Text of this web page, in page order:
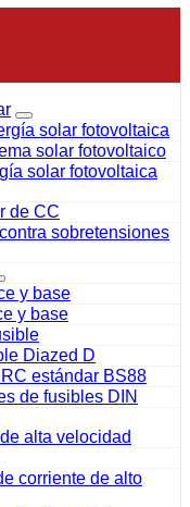
solar fotovoltaica
solar fotovoltaico
solar fotovoltaica
de CC
sobretensiones
y base
y base
Diazed D
estándar BS88
de fusibles DIN
alta velocidad
corriente de alto